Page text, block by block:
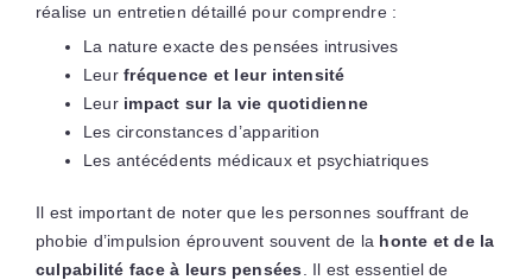
réalise un entretien détaillé pour comprendre :
La nature exacte des pensées intrusives
Leurfréquence et leur intensité
Leur impact sur la vie quotidienne
Les circonstances d’apparition
Les antécédents médicaux et psychiatriques
Il est important de noter que les personnes souffrant de
phobie d’impulsion éprouvent souvent de la honte et de la
culpabilité face à leurs pensées
. Il est essentiel de